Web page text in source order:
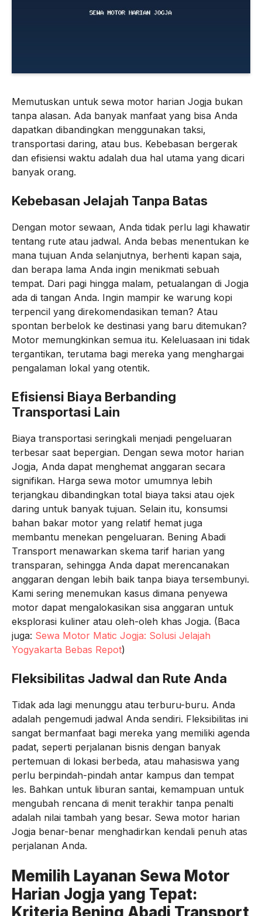
Memutuskan untuk sewa motor harian Jogja bukan
tanpa alasan. Ada banyak manfaat yang bisa Anda
dapatkan dibandingkan menggunakan taksi,
transportasi daring, atau bus. Kebebasan bergerak
dan efisiensi waktu adalah dua hal utama yang dicari
banyak orang.
Kebebasan Jelajah Tanpa Batas
Dengan motor sewaan, Anda tidak perlu lagi khawatir
tentang rute atau jadwal. Anda bebas menentukan ke
mana tujuan Anda selanjutnya, berhenti kapan saja,
dan berapa lama Anda ingin menikmati sebuah
tempat. Dari pagi hingga malam, petualangan di Jogja
ada di tangan Anda. Ingin mampir ke warung kopi
terpencil yang direkomendasikan teman? Atau
spontan berbelok ke destinasi yang baru ditemukan?
Motor memungkinkan semua itu. Keleluasaan ini tidak
tergantikan, terutama bagi mereka yang menghargai
pengalaman lokal yang otentik.
Efisiensi Biaya Berbanding
Transportasi Lain
Biaya transportasi seringkali menjadi pengeluaran
terbesar saat bepergian. Dengan sewa motor harian
Jogja, Anda dapat menghemat anggaran secara
signifikan. Harga sewa motor umumnya lebih
terjangkau dibandingkan total biaya taksi atau ojek
daring untuk banyak tujuan. Selain itu, konsumsi
bahan bakar motor yang relatif hemat juga
membantu menekan pengeluaran. Bening Abadi
Transport menawarkan skema tarif harian yang
transparan, sehingga Anda dapat merencanakan
anggaran dengan lebih baik tanpa biaya tersembunyi.
Kami sering menemukan kasus dimana penyewa
motor dapat mengalokasikan sisa anggaran untuk
eksplorasi kuliner atau oleh-oleh khas Jogja. (Baca
juga: Sewa Motor Matic Jogja: Solusi Jelajah
Yogyakarta Bebas Repot)
Fleksibilitas Jadwal dan Rute Anda
Tidak ada lagi menunggu atau terburu-buru. Anda
adalah pengemudi jadwal Anda sendiri. Fleksibilitas ini
sangat bermanfaat bagi mereka yang memiliki agenda
padat, seperti perjalanan bisnis dengan banyak
pertemuan di lokasi berbeda, atau mahasiswa yang
perlu berpindah-pindah antar kampus dan tempat
les. Bahkan untuk liburan santai, kemampuan untuk
mengubah rencana di menit terakhir tanpa penalti
adalah nilai tambah yang besar. Sewa motor harian
Jogja benar-benar menghadirkan kendali penuh atas
perjalanan Anda.
Memilih Layanan Sewa Motor
Harian Jogja yang Tepat:
Kriteria Bening Abadi Transport